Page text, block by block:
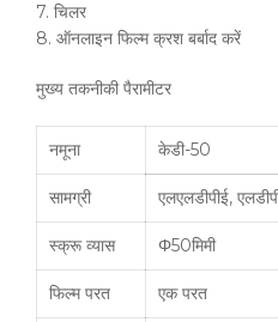
7. चिलर
8. ऑनलाइन फिल्म क्रश बर्बाद करें
मुख्य तकनीकी पैरामीटर
नमूना केडी-50
सामग्री एलएलडीपीई,
स्क्रू व्यास Φ50मिमी
फिल्म परत एक परत